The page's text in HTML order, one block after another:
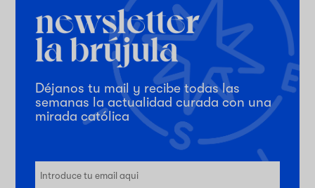
Déjanos tu mail y recibe todas las
semanas la actualidad curada con una
mirada católica